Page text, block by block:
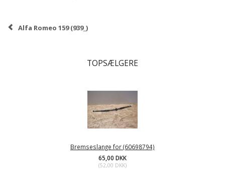
Alfa Romeo 159 (939_)
TOPSÆLGERE
Bremseslange for (60698794)
65,00 DKK
(52,00 DKK)